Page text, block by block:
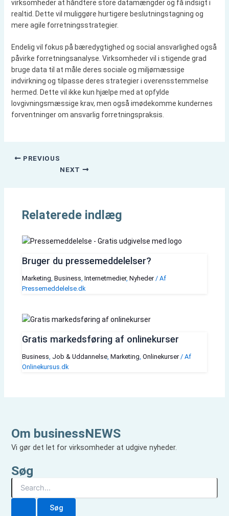
virksomheder at håndtere store datamængder og få indsigt i
realtid. Dette vil muliggøre hurtigere beslutningstagning og
mere agile forretningsstrategier.
Endelig vil fokus på bæredygtighed og social ansvarlighed også
påvirke forretningsanalyse. Virksomheder vil i stigende grad
bruge data til at måle deres sociale og miljømæssige
indvirkning og tilpasse deres strategier i overensstemmelse
hermed. Dette vil ikke kun hjælpe med at opfylde
lovgivningsmæssige krav, men også imødekomme kundernes
forventninger om ansvarlig forretningspraksis.
PREVIOUS
NEXT
Relaterede indlæg
Bruger du pressemeddelelser?
Marketing Business Internetmedier, Nyheder/ Af
Pressemeddelelse.dk
Gratis markedsføring af onlinekurser
Business Job & Uddannelse, Marketing Onlinekurser/ Af
Onlinekursus.dk
Om businessNEWS
Vi gør det let for virksomheder at udgive nyheder.
Søg